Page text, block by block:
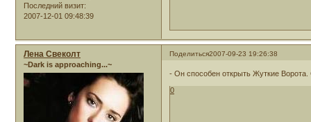
Последний визит:
2007-12-01 09:48:39
Поделиться2007-09-23 19:26:38
Лена Свеколт
~Dark is approaching...~
- Он способен открыть Жуткие
0